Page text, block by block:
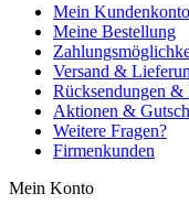
Mein Kundenkonto
Meine Bestellung
Versand &
Rücksendungen &
Aktionen &
Weitere Fragen?
Firmenkunden
Mein Konto